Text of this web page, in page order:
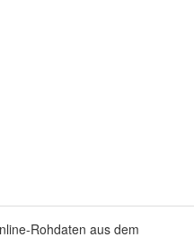
Rohdaten aus dem